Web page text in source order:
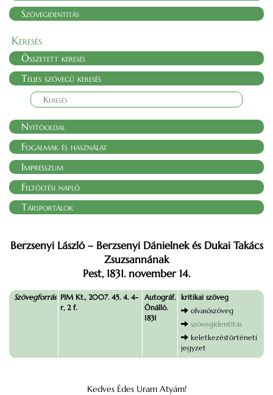
Szövegidentitás
Keresés
Összetett keresés
Teljes szövegű keresés
Nyitóoldal
Fogalmak és használat
Impresszum
Feltöltési napló
Társportálok
Berzsenyi László – Berzsenyi Dánielnek és Dukai Takács
Zsuzsannának
Pest, 1831. november 14.
Szövegforrás PIM Kt., 2007. 45. 4. 4-
r, 2 f.
Autográf.
Önálló.
1831
kritikai szöveg
olvasószöveg
szövegidentitás
keletkezéstörténeti
jegyzet
Kedves Édes Uram Atyám!